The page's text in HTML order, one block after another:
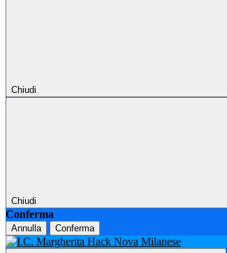
Chiudi
Chiudi
Conferma
Annulla Conferma